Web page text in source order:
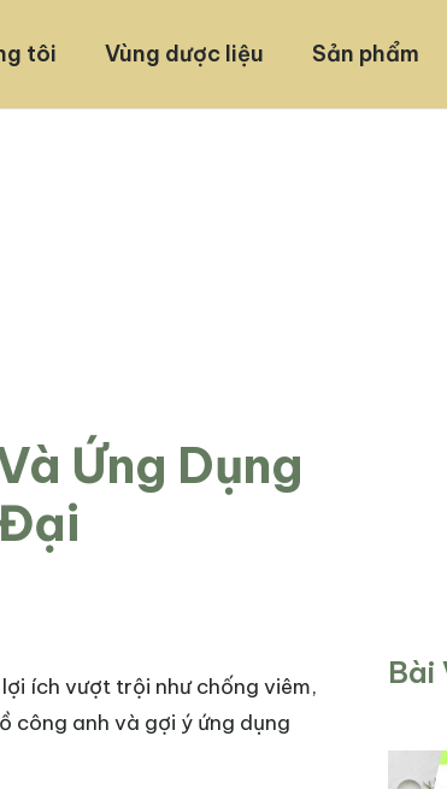
tôi Vùng dược liệu Sản phẩm
Ứng Dụng
ích vượt trội như chống viêm,
công anh và gợi ý ứng dụng
Bài